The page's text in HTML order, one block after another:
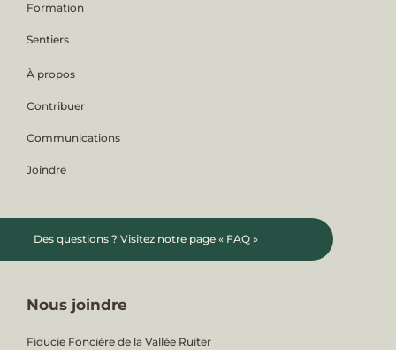
Formation
Sentiers
Pages
À propos
Contribuer
Communications
Joindre
Des questions ? Visitez notre page « FAQ »
Nous joindre
Fiducie Foncière de la Vallée Ruiter